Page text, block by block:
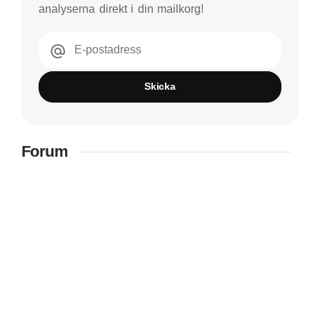
analyserna direkt i din mailkorg!
E-postadress
Skicka
Forum